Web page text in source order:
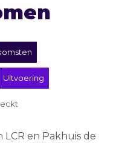
Uitvoering
en Pakhuis de